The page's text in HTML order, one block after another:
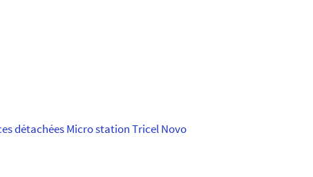
détachées Micro station Tricel Novo